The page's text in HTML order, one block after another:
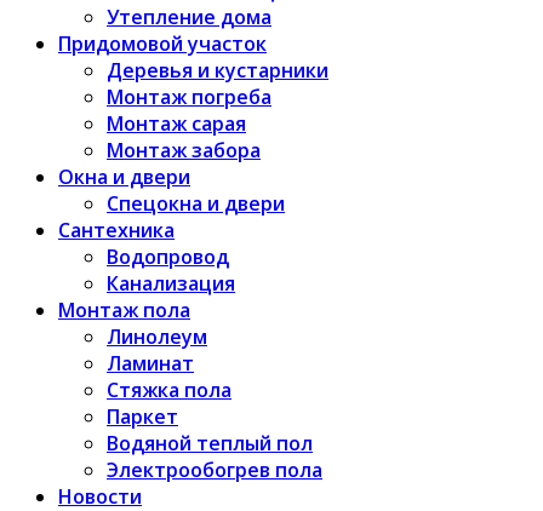
Утепление дома
Придомовой участок
Деревья и кустарники
Монтаж погреба
Монтаж сарая
Монтаж забора
Окна и двери
Спецокна и двери
Сантехника
Водопровод
Канализация
Монтаж пола
Линолеум
Ламинат
Стяжка пола
Паркет
Водяной теплый пол
Электрообогрев пола
Новости